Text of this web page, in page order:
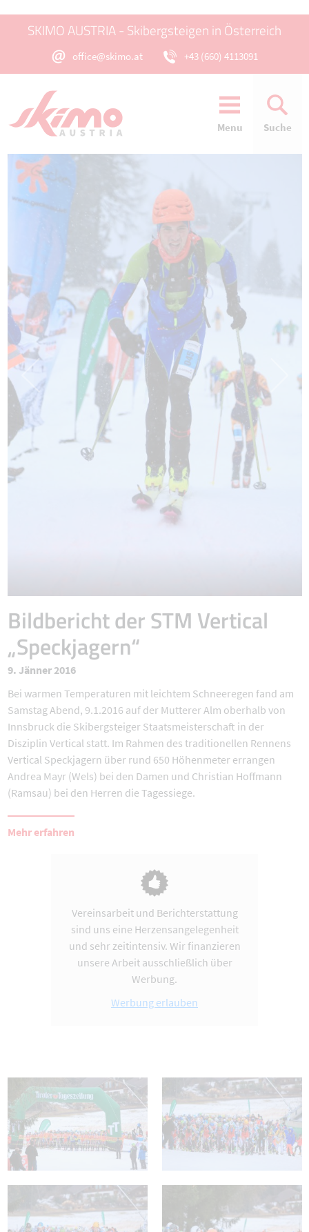
SKIMO AUSTRIA - Skibergsteigen in Österreich
office@skimo.at +43 (660) 4113091
Menu Suche
Bildbericht der STM Vertical
„Speckjagern“
9. Jänner 2016
Bei warmen Temperaturen mit leichtem Schneeregen fand am
Samstag Abend, 9.1.2016 auf der Mutterer Alm oberhalb von
Innsbruck die Skibergsteiger Staatsmeisterschaft in der
Disziplin Vertical statt. Im Rahmen des traditionellen Rennens
Vertical Speckjagern über rund 650 Höhenmeter errangen
Andrea Mayr (Wels) bei den Damen und Christian Hoffmann
(Ramsau) bei den Herren die Tagessiege.
Mehr erfahren
Vereinsarbeit und Berichterstattung
sind uns eine Herzensangelegenheit
und sehr zeitintensiv. Wir finanzieren
unsere Arbeit ausschließlich über
Werbung.
Werbung erlauben